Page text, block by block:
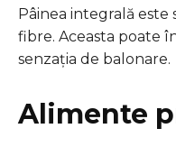
Pâinea integrală este
fibre. Aceasta poate
senzația de balonare.
Alimente